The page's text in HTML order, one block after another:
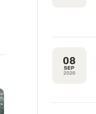
08
SEP
2026